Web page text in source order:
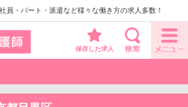
員・パート・派遣など様々な働き方の求人多数！
保存した求人